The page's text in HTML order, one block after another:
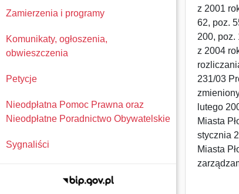
Zamierzenia i programy
Komunikaty, ogłoszenia,
obwieszczenia
Petycje
Nieodpłatna Pomoc Prawna oraz
Nieodpłatne Poradnictwo Obywatelskie
Sygnaliści
z 2001
62, poz.
200, poz.
z 2004
231/03
lutego
Miasta
stycznia
Miasta